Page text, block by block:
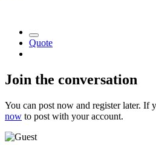
Quote
Join the conversation
You can post now and register later. If
now to post with your account.